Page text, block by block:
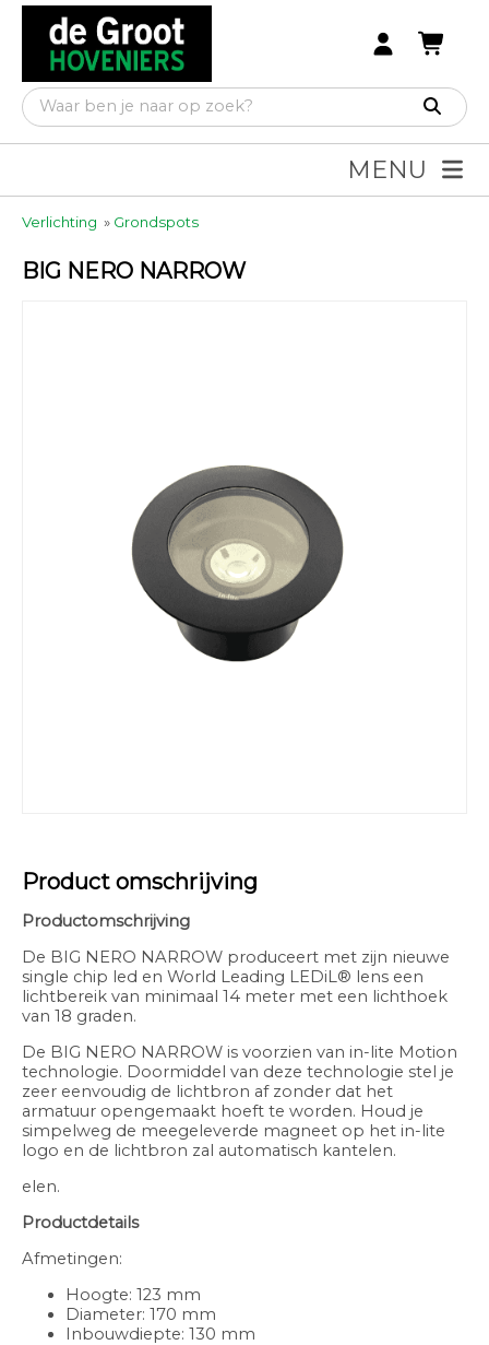
MENU
Verlichting » Grondspots
BIG NERO NARROW
Product omschrijving
Productomschrijving
De BIG NERO NARROW produceert met zijn nieuwe
single chip led en World Leading LEDiL® lens een
lichtbereik van minimaal 14 meter met een lichthoek
van 18 graden.
De BIG NERO NARROW is voorzien van in-lite Motion
technologie. Doormiddel van deze technologie stel je
zeer eenvoudig de lichtbron af zonder dat het
armatuur opengemaakt hoeft te worden. Houd je
simpelweg de meegeleverde magneet op het in-lite
logo en de lichtbron zal automatisch kantelen.
elen.
Productdetails
Afmetingen:
Hoogte: 123 mm
Diameter: 170 mm
Inbouwdiepte: 130 mm